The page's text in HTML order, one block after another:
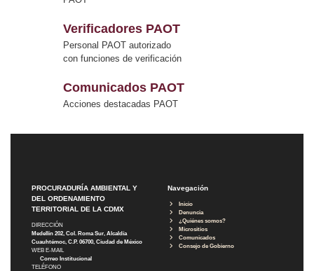
Verificadores PAOT
Personal PAOT autorizado
con funciones de verificación
Comunicados PAOT
Acciones destacadas PAOT
PROCURADURÍA AMBIENTAL Y
DEL ORDENAMIENTO
TERRITORIAL DE LA CDMX
DIRECCIÓN
Medellín 202, Col. Roma Sur, Alcaldía
Cuauhtémoc, C.P. 06700, Ciudad de México
WEB E-MAIL
Correo Institucional
TELÉFONO
Navegación
Inicio
Denuncia
¿Quiénes somos?
Micrositios
Comunicados
Consejo de Gobierno